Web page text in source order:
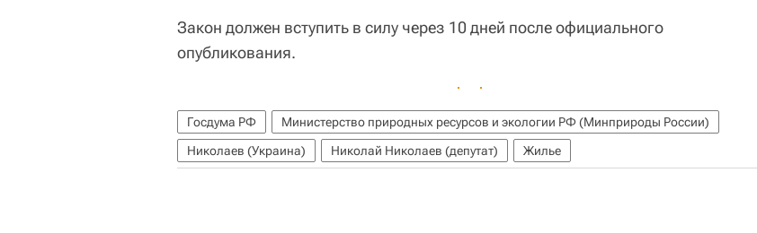
Закон должен вступить в силу через 10 дней после официального
опубликования.
Госдума РФ
Министерство природных ресурсов и экологии РФ (Минприроды России)
Николаев (Украина)
Николай Николаев (депутат) Жилье